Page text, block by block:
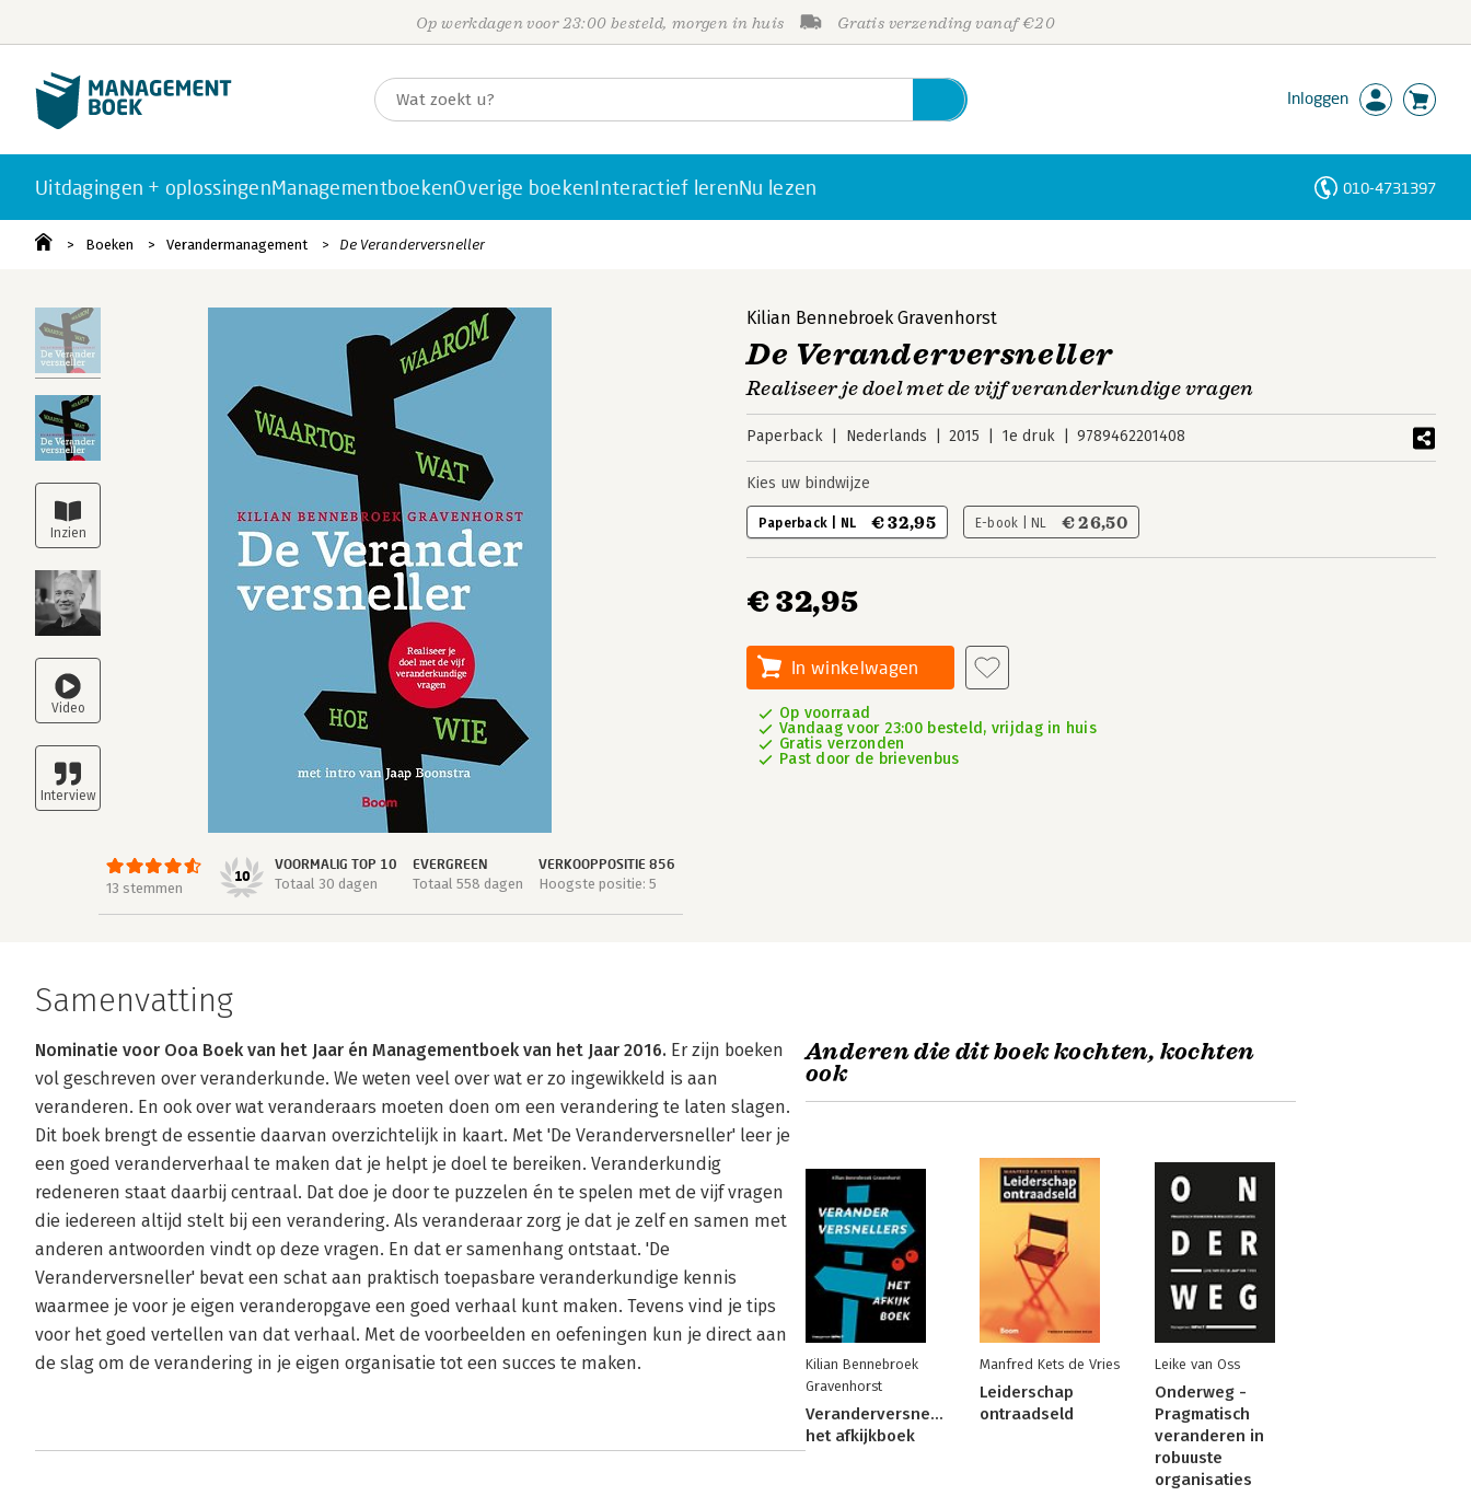
Op werkdagen voor 23:00 besteld, morgen in huis Gratis verzending vanaf €20
Inloggen
Uitdagingen + oplossingenManagementboekenOverige boekenInteractief lerenNu lezen 010-4731397
Boeken Verandermanagement De Veranderversneller
13 stemmen
10
VOORMALIG TOP 10
Totaal 30 dagen
EVERGREEN
Totaal 558 dagen
VERKOOPPOSITIE 856
Hoogste positie: 5
Kilian Bennebroek Gravenhorst
De Veranderversneller
Realiseer je doel met de vijf veranderkundige vragen
Paperback Nederlands 2015 1e druk 9789462201408
Kies uw bindwijze
Paperback | NL € 32,95 E-book | NL € 26,50
€ 32,95
In winkelwagen
Op voorraad
Vandaag voor 23:00 besteld, vrijdag in huis
Gratis verzonden
Past door de brievenbus
Samenvatting
Nominatie voor Ooa Boek van het Jaar én Managementboek van het Jaar 2016. Er zijn boeken
vol geschreven over veranderkunde. We weten veel over wat er zo ingewikkeld is aan
veranderen. En ook over wat veranderaars moeten doen om een verandering te laten slagen.
Dit boek brengt de essentie daarvan overzichtelijk in kaart. Met 'De Veranderversneller' leer je
een goed veranderverhaal te maken dat je helpt je doel te bereiken. Veranderkundig
redeneren staat daarbij centraal. Dat doe je door te puzzelen én te spelen met de vijf vragen
die iedereen altijd stelt bij een verandering. Als veranderaar zorg je dat je zelf en samen met
anderen antwoorden vindt op deze vragen. En dat er samenhang ontstaat. 'De
Veranderversneller' bevat een schat aan praktisch toepasbare veranderkundige kennis
waarmee je voor je eigen veranderopgave een goed verhaal kunt maken. Tevens vind je tips
voor het goed vertellen van dat verhaal. Met de voorbeelden en oefeningen kun je direct aan
de slag om de verandering in je eigen organisatie tot een succes te maken.
Anderen die dit boek kochten, kochten
ook
Kilian Bennebroek
Gravenhorst
Veranderversnellers:
het afkijkboek
Manfred Kets de Vries
Leiderschap
ontraadseld
Leike van Oss
Onderweg -
Pragmatisch
veranderen in
robuuste
organisaties
Personen